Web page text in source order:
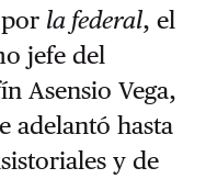
la federal, el
jefe del
Asensio Vega,
adelantó hasta
y de